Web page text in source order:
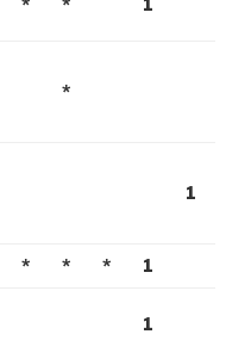
* * 1
*
1
* * * 1
1